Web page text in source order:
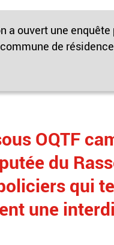
a ouvert une
de
OQTF
du
qui
une